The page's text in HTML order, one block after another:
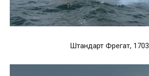
Штандарт Фрегат, 1703